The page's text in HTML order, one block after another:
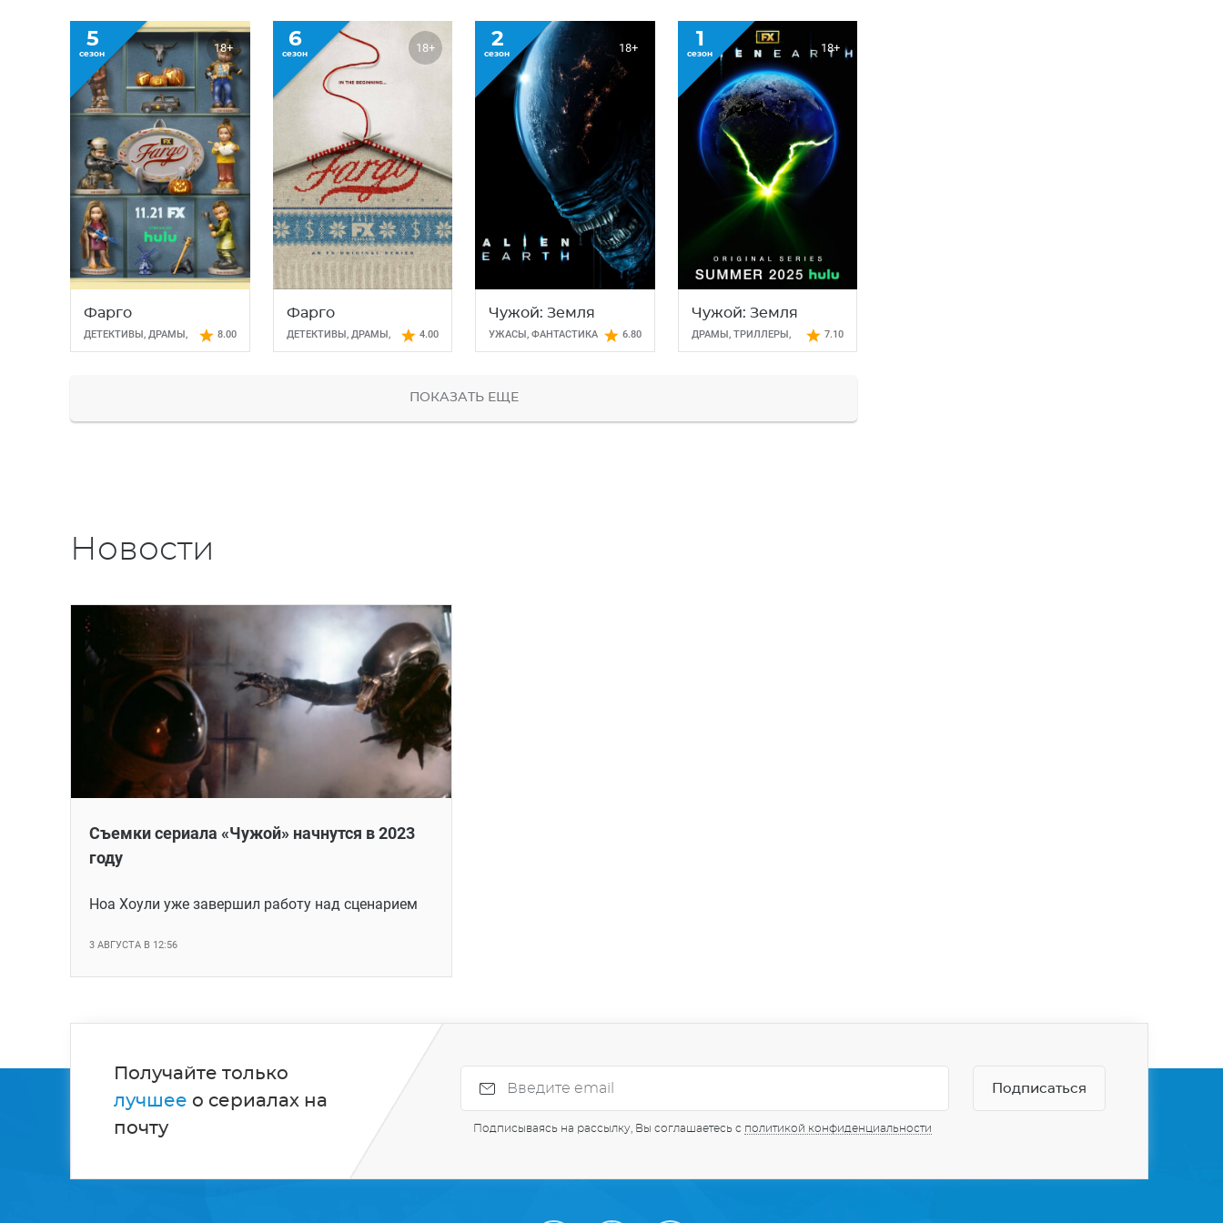
5
сезон 18+
Фарго
ДЕТЕКТИВЫ , ДРАМЫ ,
КОМЕДИИ,
8.00
6
сезон 18+
Фарго
ДЕТЕКТИВЫ , ДРАМЫ ,
КРИМИНАЛ,
4.00
2
сезон 18+
Чужой: Земля
УЖАСЫ , ФАНТАСТИКА 6.80
1
сезон 18+
Чужой: Земля
ДРАМЫ , ТРИЛЛЕРЫ ,
УЖАСЫ,ФАНТАСТИКА
7.10
ПОКАЗАТЬ ЕЩЕ
Новости
Съемки сериала «Чужой» начнутся в 2023
году
Ноа Хоули уже завершил работу над сценарием
3 АВГУСТА В 12:56
Получайте только
лучшее о сериалах на
почту
Подписываясь на рассылку, Вы соглашаетесь с политикой конфиденциальности